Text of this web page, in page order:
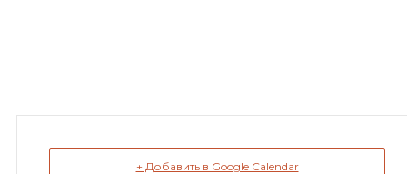
+ Добавить в Google Calendar